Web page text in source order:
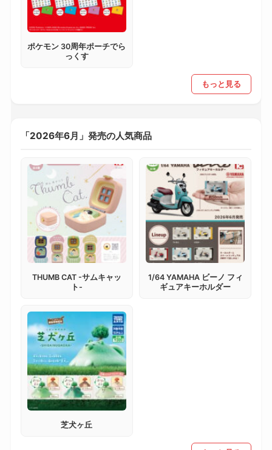
ポケモン 30周年ポーチでら
っくす
もっと見る
「2026年6月」発売の人気商品
THUMB CAT -サムキャッ
ト-
1/64 YAMAHA ビーノ フィ
ギュアキーホルダー
芝犬ヶ丘